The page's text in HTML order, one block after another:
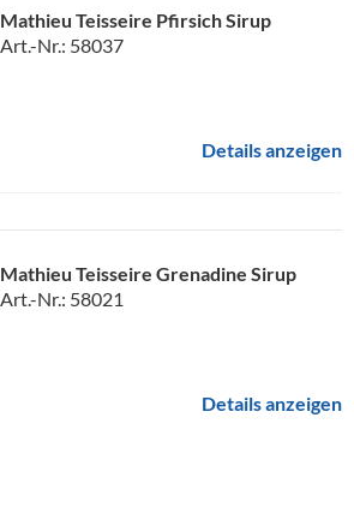
Mathieu Teisseire Pfirsich Sirup
Art.-Nr.: 58037
Details anzeigen
Mathieu Teisseire Grenadine Sirup
Art.-Nr.: 58021
Details anzeigen